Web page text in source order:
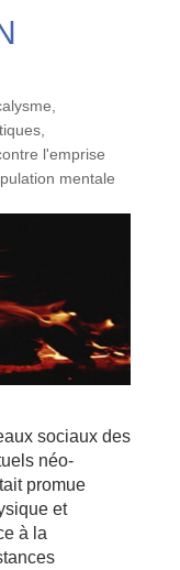
,
l'emprise
mentale
sociaux des
néo-
promue
et
à la